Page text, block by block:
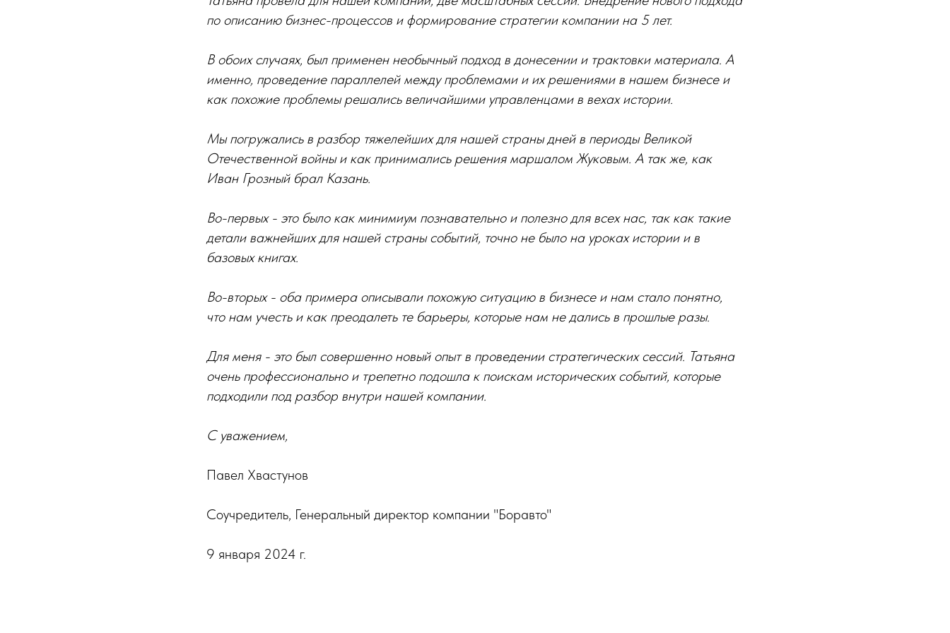
по описанию бизнес-процессов и формирование стратегии компании на 5 лет.
В обоих случаях, был применен необычный подход в донесении и трактовки материала. А
именно, проведение параллелей между проблемами и их решениями в нашем бизнесе и
как похожие проблемы решались величайшими управленцами в вехах истории.
Мы погружались в разбор тяжелейших для нашей страны дней в периоды Великой
Отечественной войны и как принимались решения маршалом Жуковым. А так же, как
Иван Грозный брал Казань.
Во-первых - это было как минимиум познавательно и полезно для всех нас, так как такие
детали важнейших для нашей страны событий, точно не было на уроках истории и в
базовых книгах.
Во-вторых - оба примера описывали похожую ситуацию в бизнесе и нам стало понятно,
что нам учесть и как преодалеть те барьеры, которые нам не дались в прошлые разы.
Для меня - это был совершенно новый опыт в проведении стратегических сессий. Татьяна
очень профессионально и трепетно подошла к поискам исторических событий, которые
подходили под разбор внутри нашей компании.
С уважением,
Павел Хвастунов
Соучредитель, Генеральный директор компании "Боравто"
9 января 2024 г.